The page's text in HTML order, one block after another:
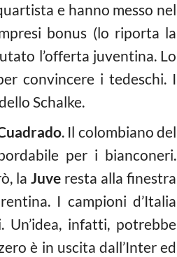
e hanno messo nel
bonus (lo riporta la
l’offerta juventina. Lo
convincere i tedeschi. I
Schalke.
. Il colombiano del
per i bianconeri.
la Juveresta alla finestra
I campioni d’Italia
infatti, potrebbe
è in uscita dall’Inter ed